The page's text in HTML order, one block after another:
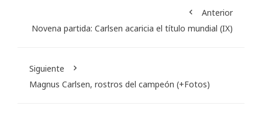
Anterior
Novena partida: Carlsen acaricia el título mundial (IX)
Siguiente
Magnus Carlsen, rostros del campeón (+Fotos)